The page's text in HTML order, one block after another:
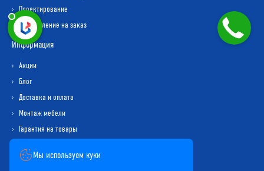
Проектирование
Изготовление на заказ
Информация
Акции
Блог
Доставка и оплата
Монтаж мебели
Гарантия на товары
Карта сайта
Мы используем куки